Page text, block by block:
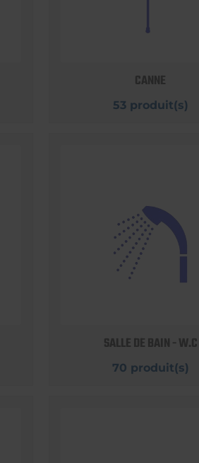
CANNE
53 produit(s)
SALLE DE BAIN - W.C
70 produit(s)